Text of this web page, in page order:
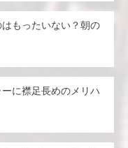
もったいない？朝の
に襟足長めのメリハ